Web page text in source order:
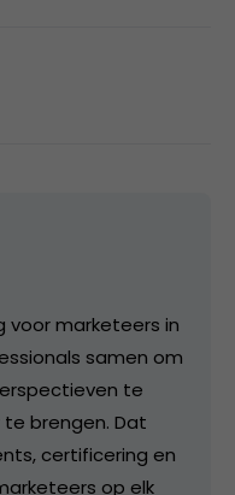
voor marketeers in
samen om
te
brengen. Dat
certificering en
op elk